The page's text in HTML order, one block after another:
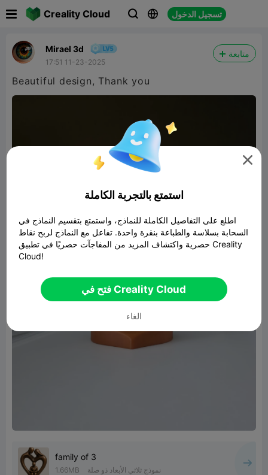
Creality Cloud   تسجيل الدخول
Mirael 3d
17:51 11-23-2025
متابعة
Beautiful design, Thank you
family of 3
1.66MB نموذج ثلاثي الأبعاد ذو صلة

استمتع بالتجربة الكاملة
اطلع على التفاصيل الكاملة للنماذج، واستمتع بتقسيم النماذج في
السحابة بسلاسة والطباعة بنقرة واحدة. تفاعل مع النماذج لربح نقاط
حصرية واكتشاف المزيد من المفاجآت حصريًا في تطبيق Creality
Cloud!
فتح في Creality Cloud
الغاء